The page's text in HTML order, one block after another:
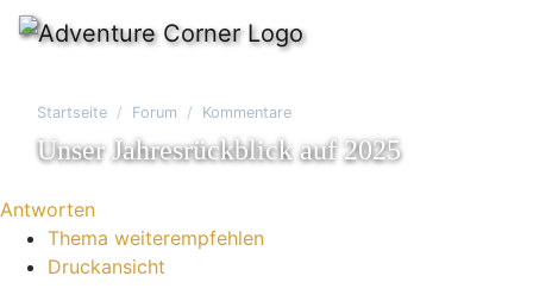
Startseite Forum Kommentare
Unser Jahresrückblick auf 2025
Antworten
Thema weiterempfehlen
Druckansicht